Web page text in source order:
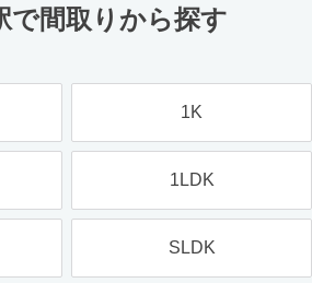
で間取りから探す
1K
1LDK
SLDK